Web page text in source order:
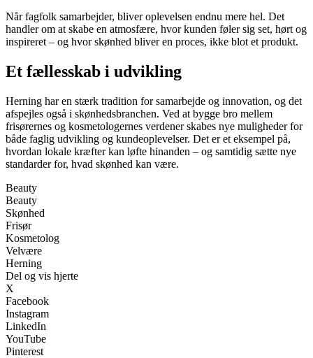
Når fagfolk samarbejder, bliver oplevelsen endnu mere hel. Det
handler om at skabe en atmosfære, hvor kunden føler sig set, hørt og
inspireret – og hvor skønhed bliver en proces, ikke blot et produkt.
Et fællesskab i udvikling
Herning har en stærk tradition for samarbejde og innovation, og det
afspejles også i skønhedsbranchen. Ved at bygge bro mellem
frisørernes og kosmetologernes verdener skabes nye muligheder for
både faglig udvikling og kundeoplevelser. Det er et eksempel på,
hvordan lokale kræfter kan løfte hinanden – og samtidig sætte nye
standarder for, hvad skønhed kan være.
Beauty
Beauty
Skønhed
Frisør
Kosmetolog
Velvære
Herning
Del og vis hjerte
X
Facebook
Instagram
LinkedIn
YouTube
Pinterest